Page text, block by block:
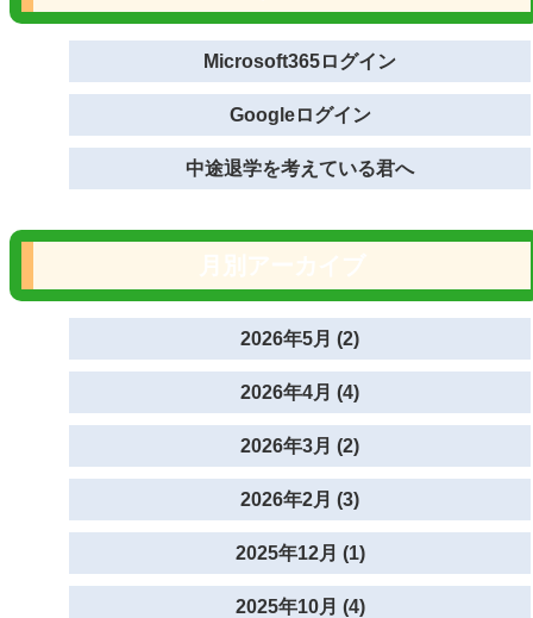
Microsoft365ログイン
Googleログイン
中途退学を考えている君へ
2026年5月 (2)
2026年4月 (4)
2026年3月 (2)
2026年2月 (3)
2025年12月 (1)
2025年10月 (4)